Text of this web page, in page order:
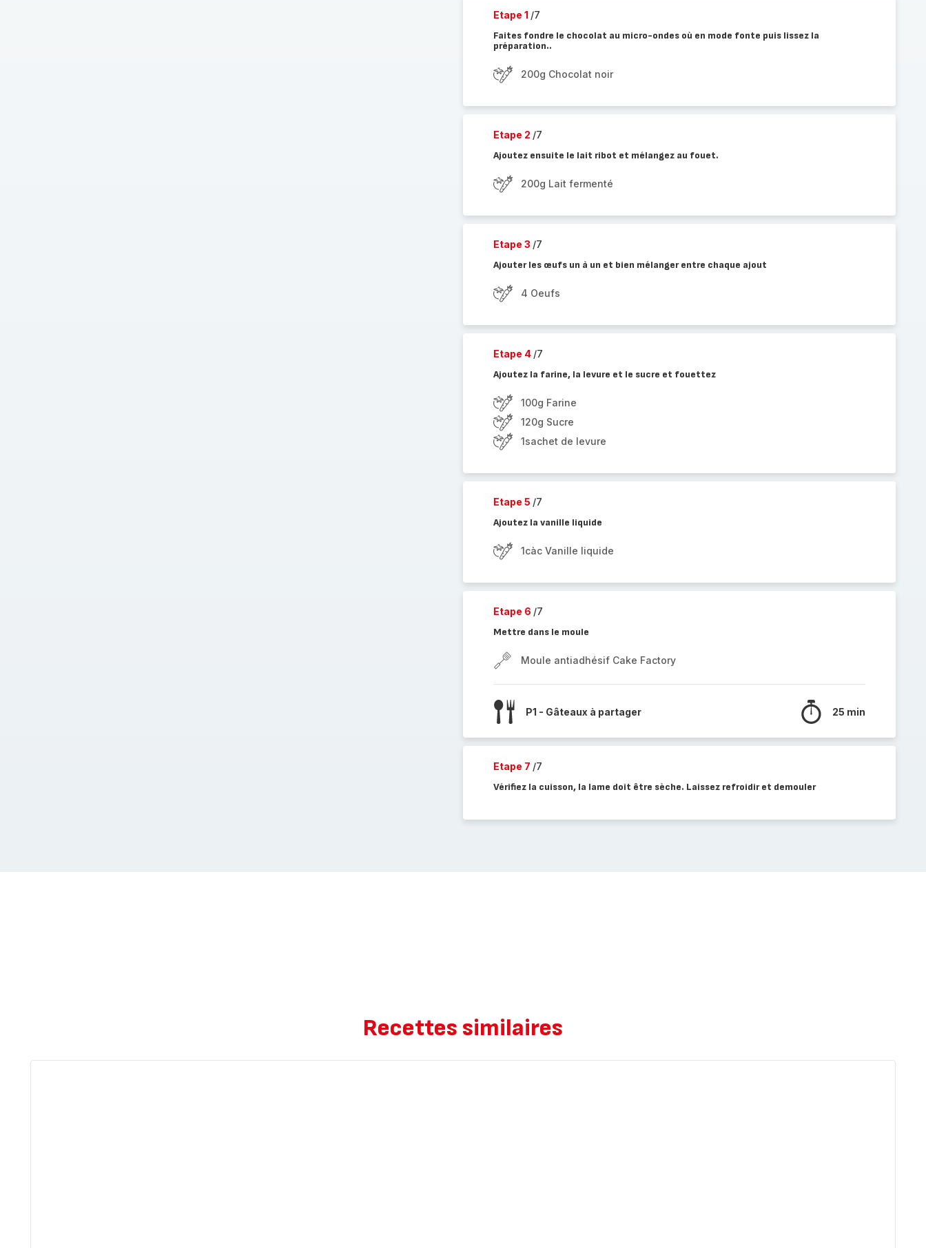
Etape 1 /7
Faites fondre le chocolat au micro-ondes où en mode fonte puis lissez la
préparation..
200g Chocolat noir
Etape 2 /7
Ajoutez ensuite le lait ribot et mélangez au fouet.
200g Lait fermenté
Etape 3 /7
Ajouter les œufs un à un et bien mélanger entre chaque ajout
4 Oeufs
Etape 4 /7
Ajoutez la farine, la levure et le sucre et fouettez
100g Farine
120g Sucre
1sachet de levure
Etape 5 /7
Ajoutez la vanille liquide
1càc Vanille liquide
Etape 6 /7
Mettre dans le moule
Moule antiadhésif Cake Factory
P1 - Gâteaux à partager 25 min
Etape 7 /7
Vérifiez la cuisson, la lame doit être sèche. Laissez refroidir et demouler
Recettes similaires